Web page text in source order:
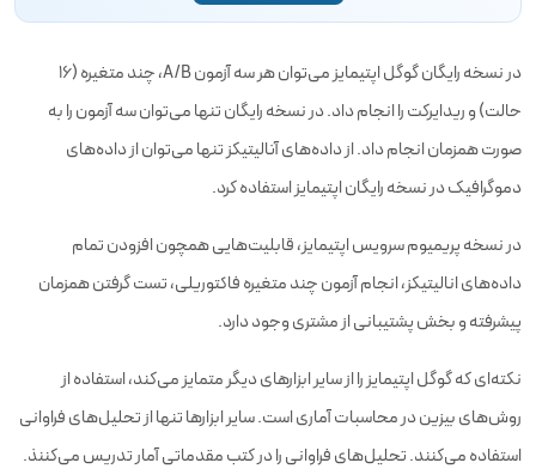
در نسخه رایگان گوگل اپتیمایز می‌توان هر سه آزمون A/B، چند متغیره (16
حالت) و ریدایرکت را انجام داد. در نسخه رایگان تنها می‌توان سه آزمون را به
صورت همزمان انجام داد. از داده‌های آنالیتیکز تنها می‌توان از داده‌های
دموگرافیک در نسخه رایگان اپتیمایز استفاده کرد.
در نسخه پریمیوم سرویس اپتیمایز، قابلیت‌هایی همچون افزودن تمام
داده‌های انالیتیکز، انجام آزمون چند متغیره فاکتوریلی، تست گرفتن همزمان
پیشرفته و بخش پشتیبانی از مشتری وجود دارد.
نکته‌ای که گوگل اپتیمایز را از سایر ابزارهای دیگر متمایز می‌کند، استفاده از
روش‌های بیزین در محاسبات آماری است. سایر ابزارها تنها از تحلیل‌های فراوانی
استفاده می‌کنند. تحلیل‌های فراوانی را در کتب مقدماتی آمار تدریس می‌کننذ.